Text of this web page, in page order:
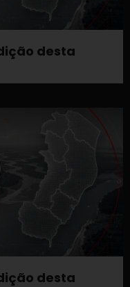
desta
desta